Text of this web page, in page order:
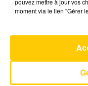
moment via le lien "Gérer